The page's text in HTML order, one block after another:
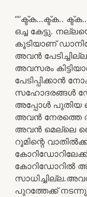
“”ക്ട്ക…ക്ട്ക..
ഒച്ച കേട്ടു.
കൂടിയാണ്
അവൻ
അവസരം
പേടിപ്പിക്കാൻ
സഹോദരങ്ങൾ
അപ്പോൾ പുതിയ
അവൻ നേരത്തെ
അവൻ മെല്ലെ
റൂമിന്റെ
കോറിഡോറിൽ
പുറത്തേക്ക് നടന്നു.